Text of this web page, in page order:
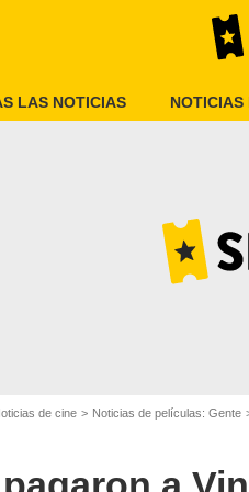
LAS NOTICIAS NOTICIAS
de cine Noticias de películas: Gente